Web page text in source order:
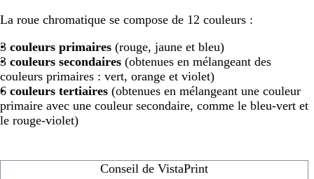
La roue chromatique se compose de 12 couleurs :
3 couleurs primaires (rouge, jaune et bleu)
3 couleurs secondaires (obtenues en mélangeant des
couleurs primaires : vert, orange et violet)
6 couleurs tertiaires (obtenues en mélangeant une couleur
primaire avec une couleur secondaire, comme le bleu-vert et
le rouge-violet)
Conseil de VistaPrint